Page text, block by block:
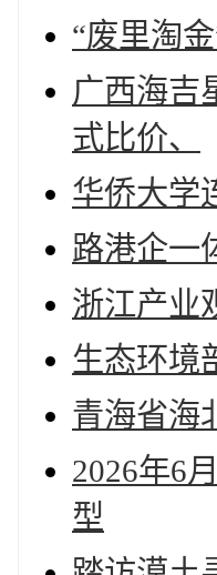
“废里淘
广西海吉
式比价、
华侨大学
路港企一
浙江产业
生态环境
青海省海
2026年6
型